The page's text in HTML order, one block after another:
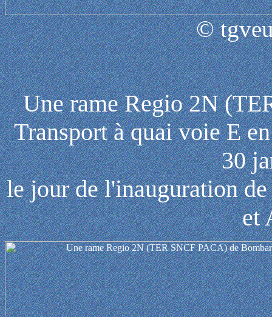
©
Une rame Regio 2N
Transport à quai voie E
30
le jour de l'inauguration
et